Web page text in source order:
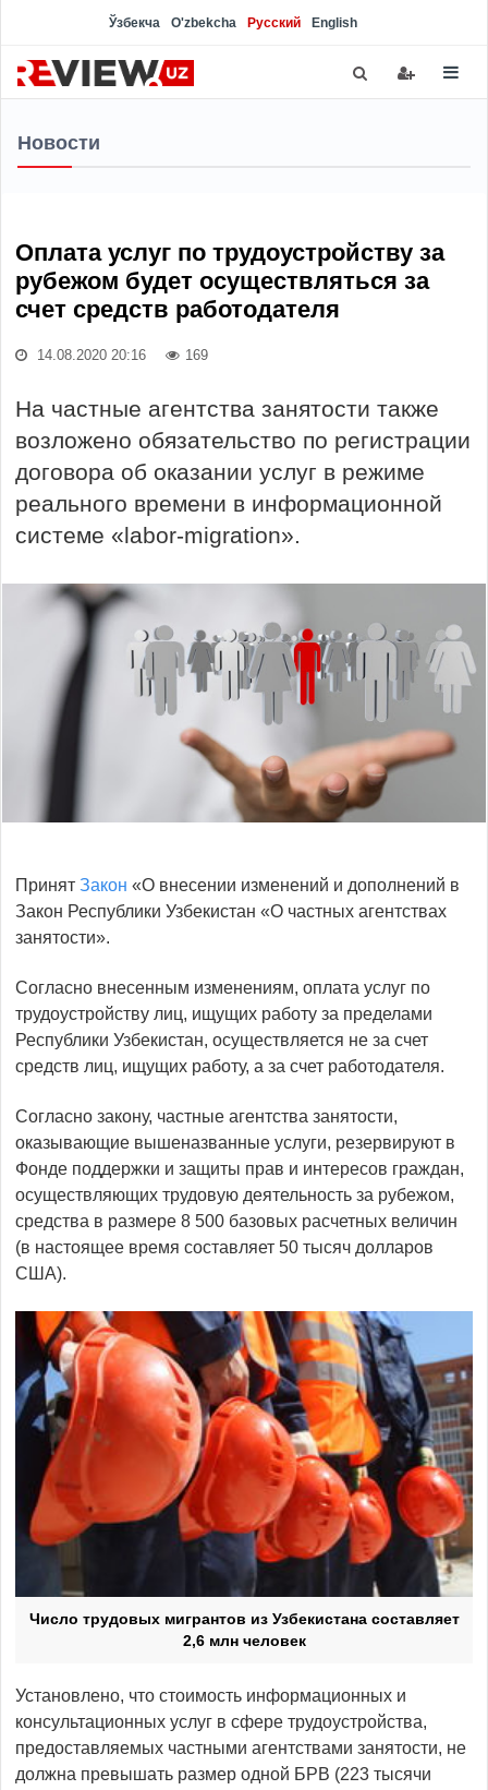
Ўзбекча O'zbekcha Русский English
Новости
Оплата услуг по трудоустройству за
рубежом будет осуществляться за
счет средств работодателя
14.08.2020 20:16 169
На частные агентства занятости также
возложено обязательство по регистрации
договора об оказании услуг в режиме
реального времени в информационной
системе «labor-migration».
Принят Закон «О внесении изменений и дополнений в
Закон Республики Узбекистан «О частных агентствах
занятости».
Согласно внесенным изменениям, оплата услуг по
трудоустройству лиц, ищущих работу за пределами
Республики Узбекистан, осуществляется не за счет
средств лиц, ищущих работу, а за счет работодателя.
Согласно закону, частные агентства занятости,
оказывающие вышеназванные услуги, резервируют в
Фонде поддержки и защиты прав и интересов граждан,
осуществляющих трудовую деятельность за рубежом,
средства в размере 8 500 базовых расчетных величин
(в настоящее время составляет 50 тысяч долларов
США).
Число трудовых мигрантов из Узбекистана составляет
2,6 млн человек
Установлено, что стоимость информационных и
консультационных услуг в сфере трудоустройства,
предоставляемых частными агентствами занятости, не
должна превышать размер одной БРВ (223 тысячи